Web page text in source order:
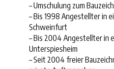
– Umschulung zum
– Bis 1998 Angestellter in
Schweinfurt
– Bis 2004 Angestellter in
Unterspiesheim
– Seit 2004 freier